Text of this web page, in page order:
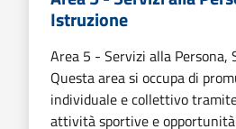
Istruzione
Area 5 - Servizi alla Persona,
Questa area si occupa di
individuale e collettivo
attività sportive e